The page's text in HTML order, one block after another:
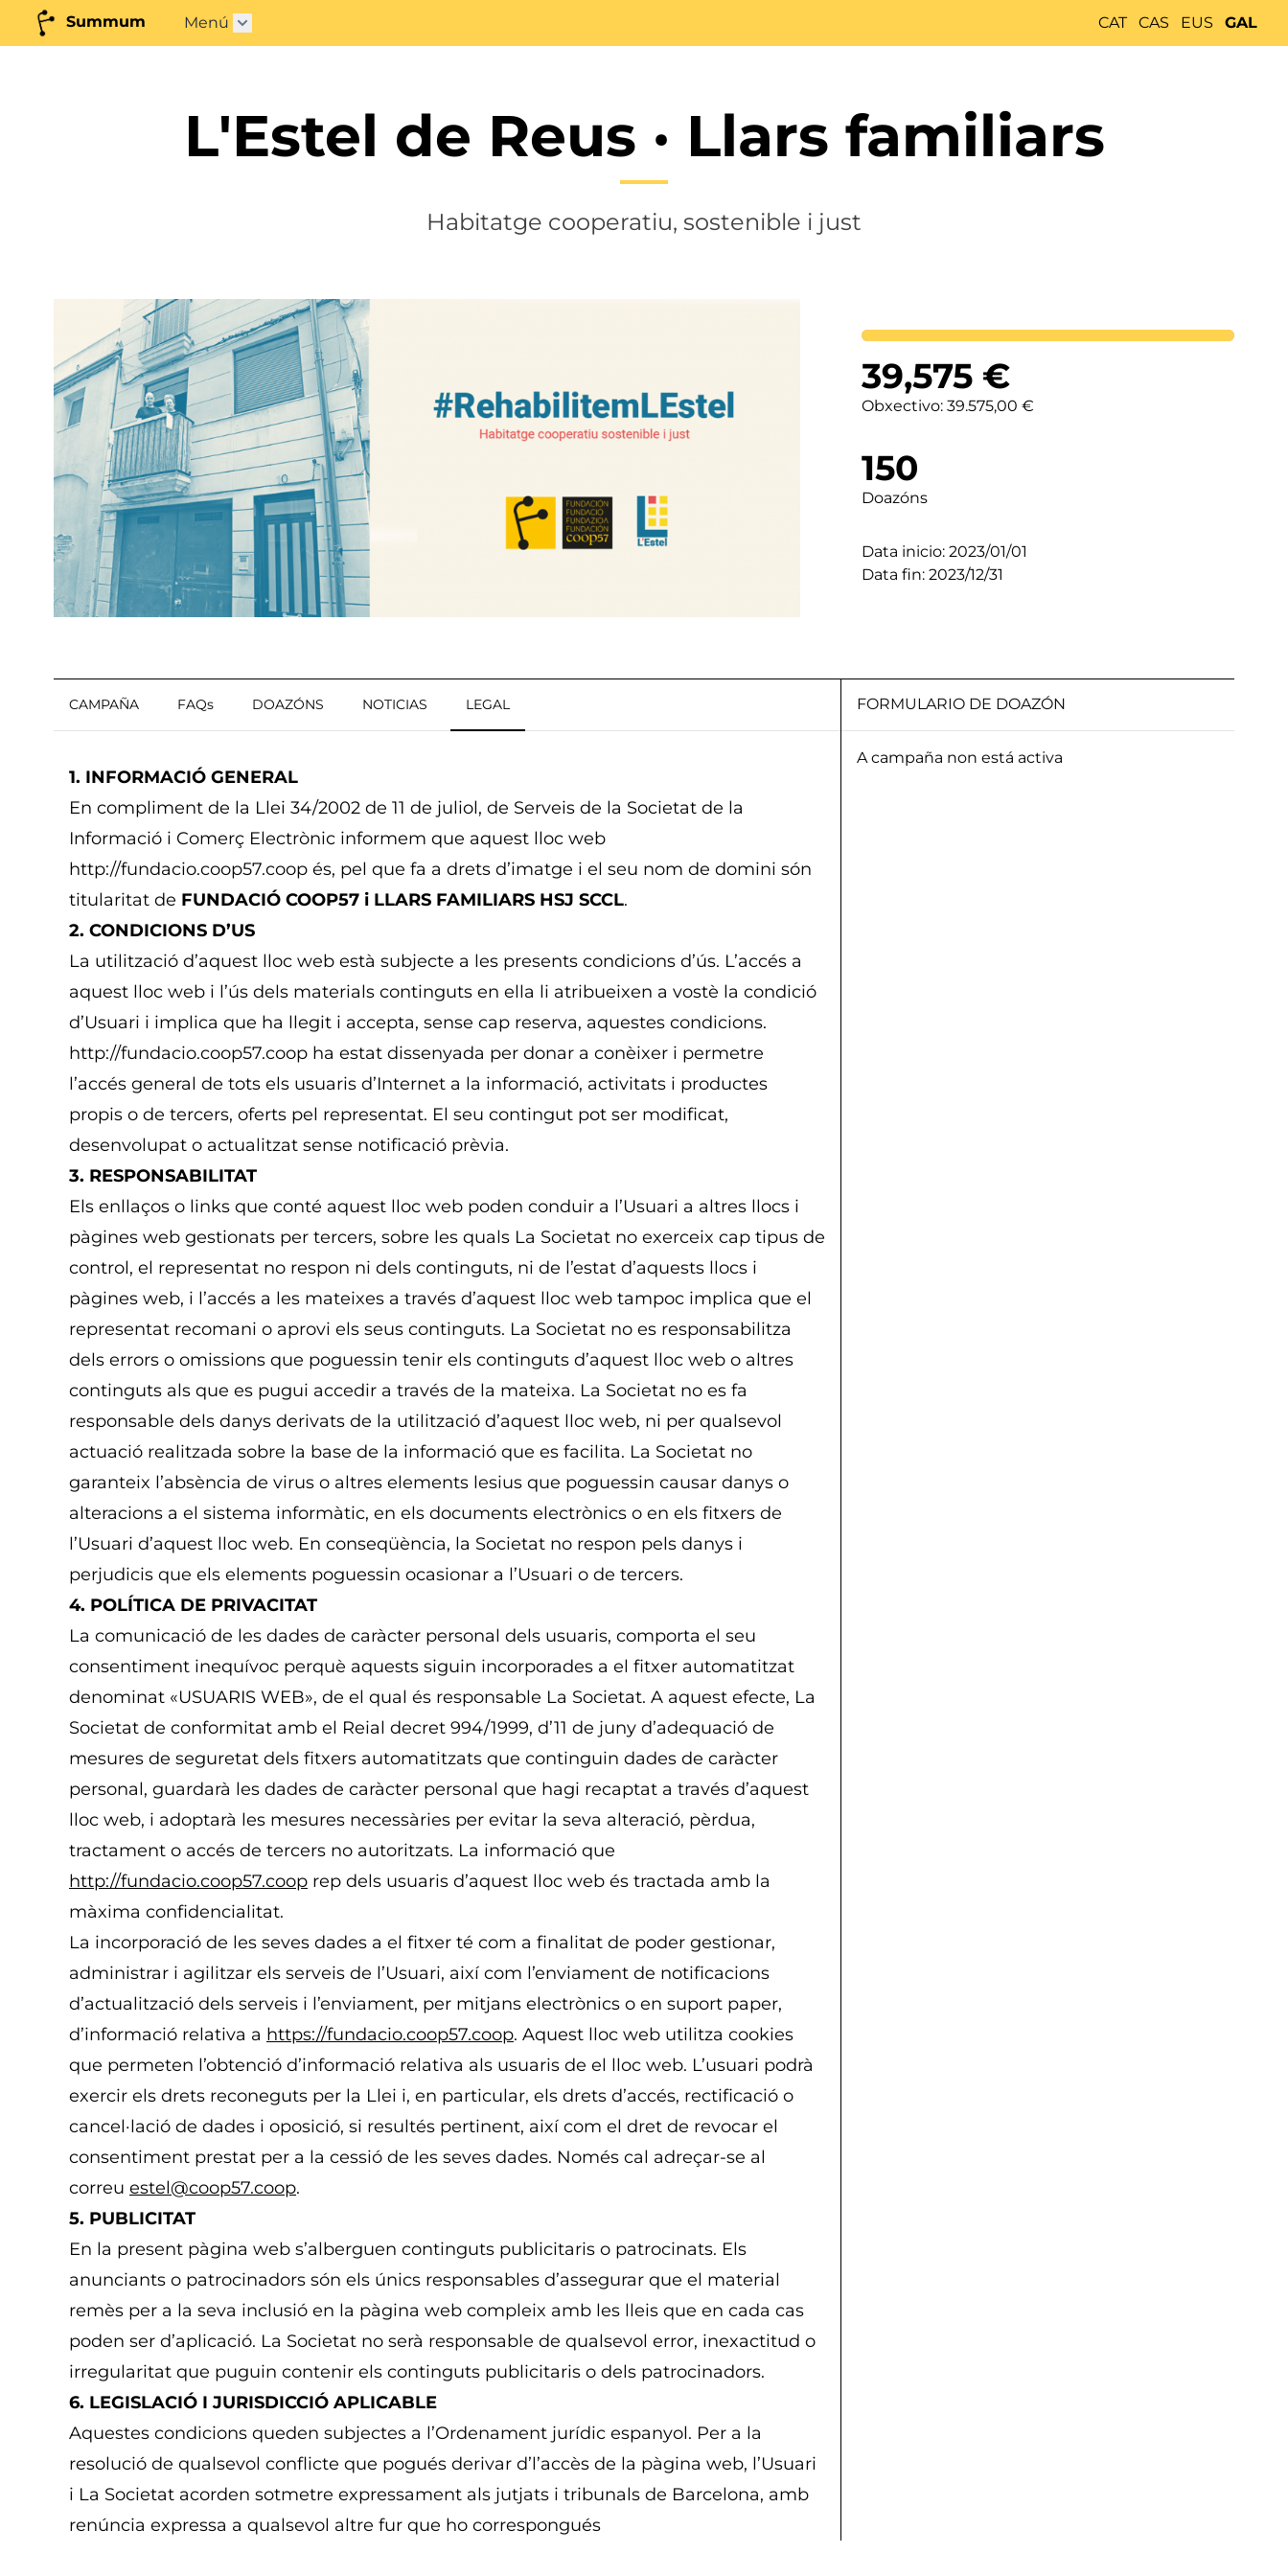
Summum Menú Abrir submenú" CAT CAS EUS GAL
L'Estel de Reus · Llars familiars
Habitatge cooperatiu, sostenible i just
Lortutakoa
39,575€
Obxectivo: 39.575,00 €
150
Doazóns
Data inicio: 2023/01/01
Data fin: 2023/12/31
CAMPAÑA FAQs DOAZÓNS NOTICIAS LEGAL
1. INFORMACIÓ GENERAL
En compliment de la Llei 34/2002 de 11 de juliol, de Serveis de la Societat de la
Informació i Comerç Electrònic informem que aquest lloc web
http://fundacio.coop57.coop és, pel que fa a drets d’imatge i el seu nom de domini són
titularitat de FUNDACIÓ COOP57 i LLARS FAMILIARS HSJ SCCL.
2. CONDICIONS D’US
La utilització d’aquest lloc web està subjecte a les presents condicions d’ús. L’accés a
aquest lloc web i l’ús dels materials continguts en ella li atribueixen a vostè la condició
d’Usuari i implica que ha llegit i accepta, sense cap reserva, aquestes condicions.
http://fundacio.coop57.coop ha estat dissenyada per donar a conèixer i permetre
l’accés general de tots els usuaris d’Internet a la informació, activitats i productes
propis o de tercers, oferts pel representat. El seu contingut pot ser modificat,
desenvolupat o actualitzat sense notificació prèvia.
3. RESPONSABILITAT
Els enllaços o links que conté aquest lloc web poden conduir a l’Usuari a altres llocs i
pàgines web gestionats per tercers, sobre les quals La Societat no exerceix cap tipus de
control, el representat no respon ni dels continguts, ni de l’estat d’aquests llocs i
pàgines web, i l’accés a les mateixes a través d’aquest lloc web tampoc implica que el
representat recomani o aprovi els seus continguts. La Societat no es responsabilitza
dels errors o omissions que poguessin tenir els continguts d’aquest lloc web o altres
continguts als que es pugui accedir a través de la mateixa. La Societat no es fa
responsable dels danys derivats de la utilització d’aquest lloc web, ni per qualsevol
actuació realitzada sobre la base de la informació que es facilita. La Societat no
garanteix l’absència de virus o altres elements lesius que poguessin causar danys o
alteracions a el sistema informàtic, en els documents electrònics o en els fitxers de
l’Usuari d’aquest lloc web. En conseqüència, la Societat no respon pels danys i
perjudicis que els elements poguessin ocasionar a l’Usuari o de tercers.
4. POLÍTICA DE PRIVACITAT
La comunicació de les dades de caràcter personal dels usuaris, comporta el seu
consentiment inequívoc perquè aquests siguin incorporades a el fitxer automatitzat
denominat «USUARIS WEB», de el qual és responsable La Societat. A aquest efecte, La
Societat de conformitat amb el Reial decret 994/1999, d’11 de juny d’adequació de
mesures de seguretat dels fitxers automatitzats que continguin dades de caràcter
personal, guardarà les dades de caràcter personal que hagi recaptat a través d’aquest
lloc web, i adoptarà les mesures necessàries per evitar la seva alteració, pèrdua,
tractament o accés de tercers no autoritzats. La informació que
http://fundacio.coop57.coop rep dels usuaris d’aquest lloc web és tractada amb la
màxima confidencialitat.
La incorporació de les seves dades a el fitxer té com a finalitat de poder gestionar,
administrar i agilitzar els serveis de l’Usuari, així com l’enviament de notificacions
d’actualització dels serveis i l’enviament, per mitjans electrònics o en suport paper,
d’informació relativa a https://fundacio.coop57.coop. Aquest lloc web utilitza cookies
que permeten l’obtenció d’informació relativa als usuaris de el lloc web. L’usuari podrà
exercir els drets reconeguts per la Llei i, en particular, els drets d’accés, rectificació o
cancel·lació de dades i oposició, si resultés pertinent, així com el dret de revocar el
consentiment prestat per a la cessió de les seves dades. Només cal adreçar-se al
correu estel@coop57.coop.
5. PUBLICITAT
En la present pàgina web s’alberguen continguts publicitaris o patrocinats. Els
anunciants o patrocinadors són els únics responsables d’assegurar que el material
remès per a la seva inclusió en la pàgina web compleix amb les lleis que en cada cas
poden ser d’aplicació. La Societat no serà responsable de qualsevol error, inexactitud o
irregularitat que puguin contenir els continguts publicitaris o dels patrocinadors.
6. LEGISLACIÓ I JURISDICCIÓ APLICABLE
Aquestes condicions queden subjectes a l’Ordenament jurídic espanyol. Per a la
resolució de qualsevol conflicte que pogués derivar d’l’accès de la pàgina web, l’Usuari
i La Societat acorden sotmetre expressament als jutjats i tribunals de Barcelona, ​​amb
renúncia expressa a qualsevol altre fur que ho correspongués
FORMULARIO DE DOAZÓN
A campaña non está activa